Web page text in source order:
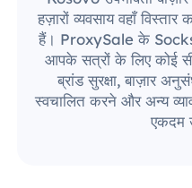
हज़ारों व्यवसाय वहाँ
हैं। ProxySale के
आपके सत्रों के लिए कोई
ब्रांड सुरक्षा, बाज़ार
स्वचालित करने और अन्य
एकदम